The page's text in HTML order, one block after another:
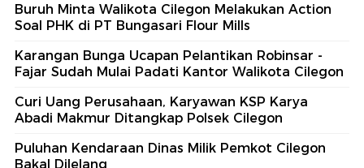
Buruh Minta Walikota Cilegon Melakukan Action
Soal PHK di PT Bungasari Flour Mills
Karangan Bunga Ucapan Pelantikan Robinsar -
Fajar Sudah Mulai Padati Kantor Walikota Cilegon
Curi Uang Perusahaan, Karyawan KSP Karya
Abadi Makmur Ditangkap Polsek Cilegon
Puluhan Kendaraan Dinas Milik Pemkot Cilegon
Bakal Dilelang